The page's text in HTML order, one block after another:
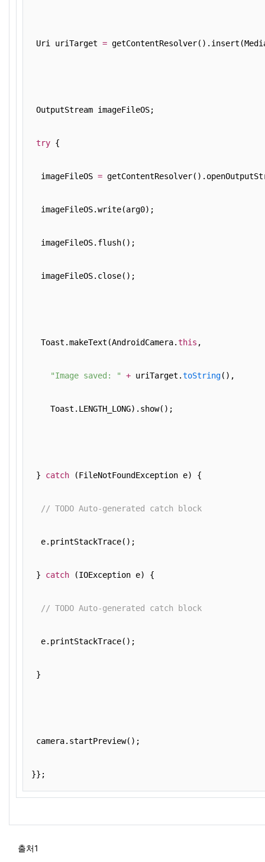
Uri uriTarget =
OutputStream imageFileOS;
try {
imageFileOS =
imageFileOS.write(arg0);
imageFileOS.flush();
imageFileOS.close();
Toast.makeText(AndroidCamera.this ,
"Image saved: " + uriTarget.toString(),
Toast.LENGTH_LONG).show();
} catch (FileNotFoundException e) {
// TODO Auto-generated catch block
e.printStackTrace();
} catch (IOException e) {
// TODO Auto-generated catch block
e.printStackTrace();
}
camera.startPreview();
}};
출처1